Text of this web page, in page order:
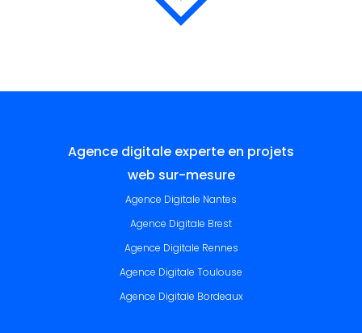
Agence digitale experte en projets
web sur-mesure
Agence Digitale Nantes
Agence Digitale Brest
Agence Digitale Rennes
Agence Digitale Toulouse
Agence Digitale Bordeaux